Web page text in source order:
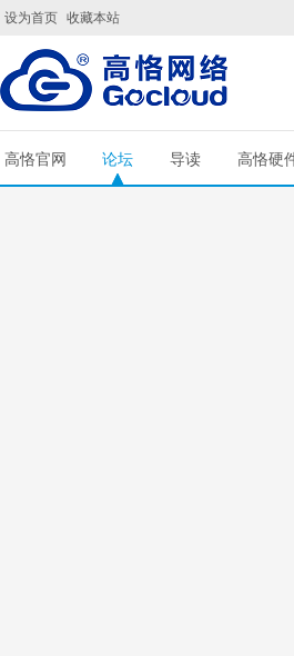
设为首页 收藏本站
高恪官网 论坛 导读 高恪硬